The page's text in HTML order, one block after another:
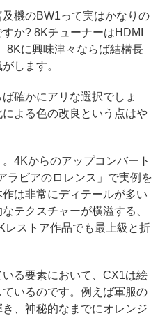
機のBW1って実はかなりの
か? 8KチューナーはHDMI
8Kに興味津々ならば結構長
します。
確かにアリな選択でしょ
よる色の改良という点はや
4Kからのアップコンバート
ラビアのロレンス」で実例を
は非常にディテールが多い
テクスチャーが横溢する、
レストア作品でも最上級と折
る要素において、CX1は絵
いるのです。例えば軍服の
、神秘的なまでにオレンジ